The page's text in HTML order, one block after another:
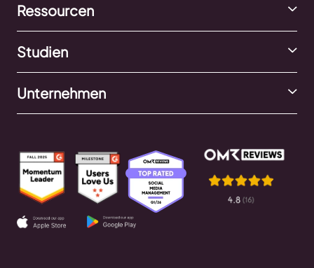
Ressourcen
Studien
Unternehmen